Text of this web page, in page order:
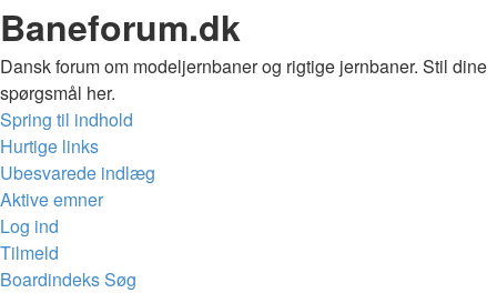
Baneforum.dk
Dansk forum om modeljernbaner og rigtige jernbaner. Stil dine
spørgsmål her.
Spring til indhold
Hurtige links
Ubesvarede indlæg
Aktive emner
Log ind
Tilmeld
BoardindeksSøg